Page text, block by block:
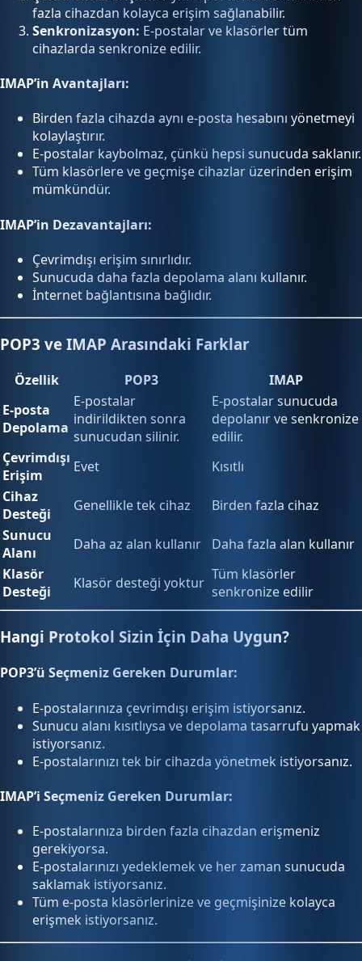
fazla cihazdan kolayca erişim sağlanabilir.
Senkronizasyon: E-postalar ve klasörler tüm
cihazlarda senkronize edilir.
IMAP’in Avantajları:
Birden fazla cihazda aynı e-posta hesabını yönetmeyi
kolaylaştırır.
E-postalar kaybolmaz, çünkü hepsi sunucuda saklanır.
Tüm klasörlere ve geçmişe cihazlar üzerinden erişim
mümkündür.
IMAP’in Dezavantajları:
Çevrimdışı erişim sınırlıdır.
Sunucuda daha fazla depolama alanı kullanır.
İnternet bağlantısına bağlıdır.
POP3 ve IMAP Arasındaki Farklar
Özellik POP3
IMAP
E-posta
Depolama
E-postalar
indirildikten sonra
sunucudan silinir.
E-postalar sunucuda
depolanır ve senkronize
edilir.
Çevrimdışı
Erişim
Evet
Kısıtlı
Cihaz
Desteği
Genellikle tek cihaz
Birden fazla cihaz
Sunucu
Alanı
Daha az alan kullanır
Daha fazla alan kullanır
Klasör
Desteği
Klasör desteği yoktur Tüm klasörler
senkronize edilir
Hangi Protokol Sizin İçin Daha Uygun?
POP3’ü Seçmeniz Gereken Durumlar:
E-postalarınıza çevrimdışı erişim istiyorsanız.
Sunucu alanı kısıtlıysa ve depolama tasarrufu yapmak
istiyorsanız.
E-postalarınızı tek bir cihazda yönetmek istiyorsanız.
IMAP’i Seçmeniz Gereken Durumlar:
E-postalarınıza birden fazla cihazdan erişmeniz
gerekiyorsa.
E-postalarınızı yedeklemek ve her zaman sunucuda
saklamak istiyorsanız.
Tüm e-posta klasörlerinize ve geçmişinize kolayca
erişmek istiyorsanız.